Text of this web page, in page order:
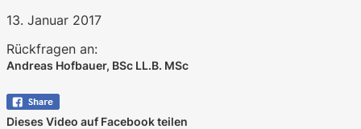
13. Januar 2017
Rückfragen an:
Andreas Hofbauer, BSc LL.B. MSc
Dieses Video auf Facebook teilen